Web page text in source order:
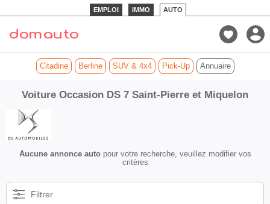
EMPLOI IMMO AUTO
Citadine Berline SUV & 4x4 Pick-Up Annuaire
Voiture Occasion DS 7 Saint-Pierre et Miquelon
Aucune annonce autopour votre recherche, veuillez modifier vos
critères
Filtrer